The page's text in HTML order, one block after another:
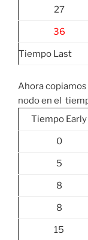
27
36
Tiempo Last
Ahora
nodo en el
Tiempo Early
0
5
8
8
15